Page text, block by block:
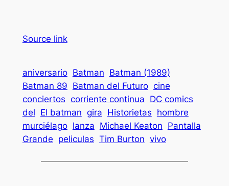
Source link
aniversario Batman Batman (1989)
Batman 89 Batman del Futuro cine
conciertos corriente continua DC comics
del El batman gira Historietas hombre
murciélago lanza Michael Keaton Pantalla
Grande peliculas Tim Burton vivo